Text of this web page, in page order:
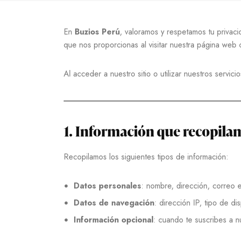
En Buzios Perú, valoramos y respetamos tu
que nos proporcionas al visitar nuestra página web
Al acceder a nuestro sitio o utilizar nuestros
1. Información que
Recopilamos los siguientes tipos de información:
Datos personales: nombre, dirección, correo
Datos de navegación: dirección IP, tipo de
Información opcional: cuando te suscribes a